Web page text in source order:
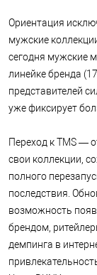
Ориентация
мужские
сегодня мужские
линейке бренда
представителей
уже фиксирует
Переход к TMS —
свои коллекции,
полного
последствия.
возможность
брендом,
демпинга в